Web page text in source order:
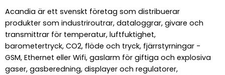
Acandia är ett svenskt företag som distribuerar
produkter som industriroutrar, dataloggrar, givare och
transmittrar för temperatur, luftfuktighet,
barometertryck, CO2, flöde och tryck, fjärrstyrningar -
GSM, Ethernet eller Wifi, gaslarm för giftiga och explosiva
gaser, gasberedning, displayer och regulatorer,